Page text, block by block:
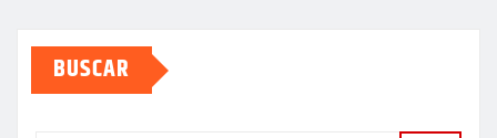
BUSCAR